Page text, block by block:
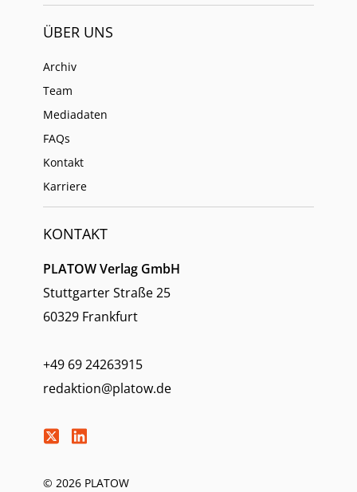
ÜBER UNS
Archiv
Team
Mediadaten
FAQs
Kontakt
Karriere
KONTAKT
PLATOW Verlag GmbH
Stuttgarter Straße 25
60329 Frankfurt
+49 69 24263915
redaktion@platow.de
© 2026 PLATOW